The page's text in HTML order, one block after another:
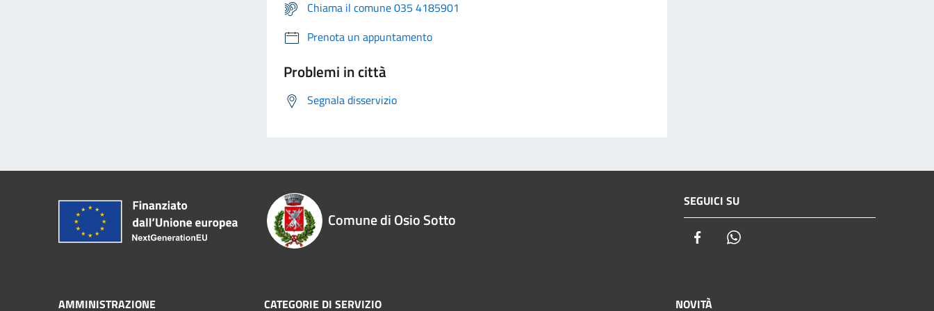
Chiama il comune 035 4185901
Prenota un appuntamento
Problemi in città
Segnala disservizio
Comune di Osio Sotto
SEGUICI SU
Facebook
AMMINISTRAZIONE CATEGORIE DI SERVIZIO NOVITÀ